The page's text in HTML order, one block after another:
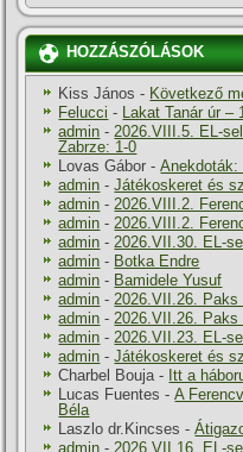
HOZZÁSZÓLÁSOK
Kiss János - Következő
Felucci -
Lakat Tanár úr
admin - 2026.VIII.5. EL-
Zabrze: 1-0
Lovas Gábor -Anekdoták:
admin -Játékoskeret és
admin - 2026.VIII.2.
admin - 2026.VIII.2.
admin - 2026.VII.30. EL-
admin - Botka Endre
admin - Bamidele Yusuf
admin - 2026.VII.26.
admin - 2026.VII.26.
admin - 2026.VII.23. EL-
admin -Játékoskeret és
Charbel Bouja - Itt a
Lucas Fuentes -A
Béla
Laszlo dr.Kincses -
admin - 2026.VII.16. EL-